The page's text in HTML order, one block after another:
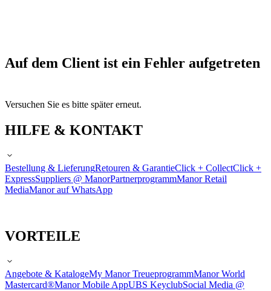
Auf dem Client ist ein Fehler aufgetreten
Versuchen Sie es bitte später erneut.
HILFE & KONTAKT
Bestellung & LieferungRetouren & GarantieClick + CollectClick +
ExpressSuppliers @ ManorPartnerprogrammManor Retail
MediaManor auf WhatsApp
VORTEILE
Angebote & KatalogeMy Manor TreueprogrammManor World
Mastercard®Manor Mobile AppUBS KeyclubSocial Media @